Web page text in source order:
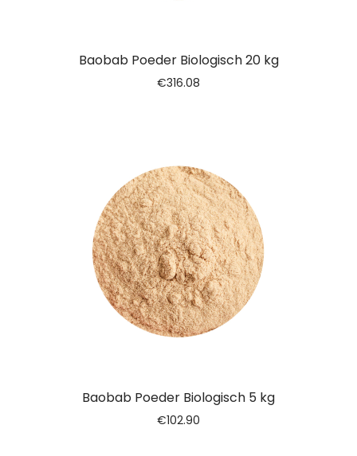
Baobab Poeder Biologisch 20 kg
€316.08
Baobab Poeder Biologisch 5 kg
€102.90